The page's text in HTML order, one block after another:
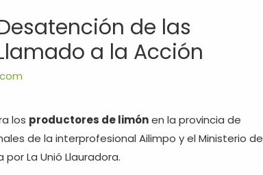
de las
a la Acción
los productores de limónen la provincia de
de la interprofesional Ailimpo y el Ministerio de
La Unió Llauradora.